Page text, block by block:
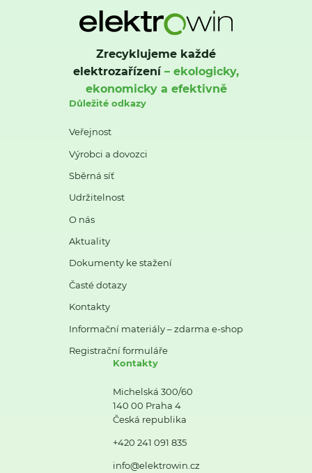
Zrecyklujeme každé
elektrozařízení– ekologicky,
ekonomicky a efektivně
Důležité odkazy
Veřejnost
Výrobci a dovozci
Sběrná síť
Udržitelnost
O nás
Aktuality
Dokumenty ke stažení
Časté dotazy
Kontakty
Informační materiály – zdarma e-shop
Registrační formuláře
Kontakty
Michelská 300/60
140 00 Praha 4
Česká republika
+420 241 091 835
info@elektrowin.cz